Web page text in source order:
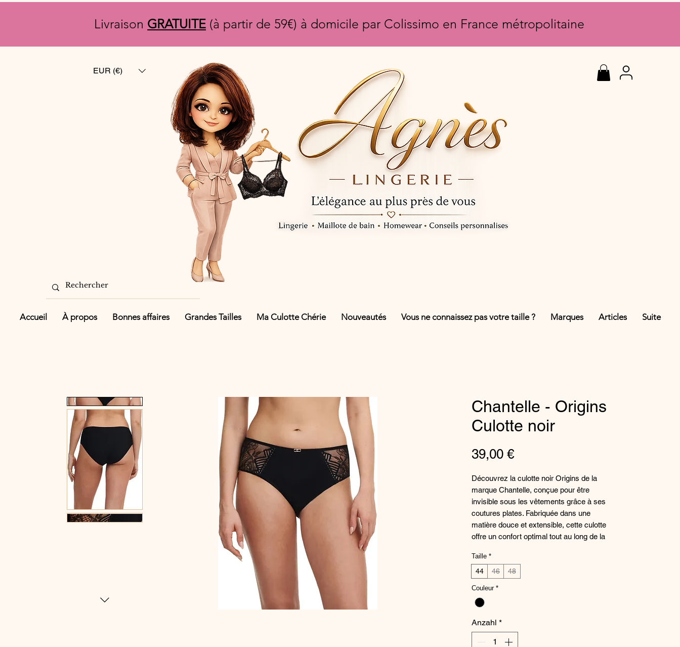
Livraison GRATUITE (à partir de 59€) à domicile par Colissimo en France métropolitaine
EUR (€)
Accueil À propos Bonnes affaires Grandes Tailles Ma Culotte Chérie Nouveautés Vous ne connaissez pas votre taille ? Marques Articles Suite
Chantelle - Origins
Culotte noir
39,00 €Preis
Découvrez la culotte noir Origins de la
marque Chantelle, conçue pour être
invisible sous les vêtements grâce à ses
coutures plates. Fabriquée dans une
matière douce et extensible, cette culotte
offre un confort optimal tout au long de la
couleur intemporelle, elle est un
indispensable dans toute garde-robe de
d'un style élégant et confortable au
quotidien.
Composition :
Taille *
44 46 48
Couleur *
Anzahl *